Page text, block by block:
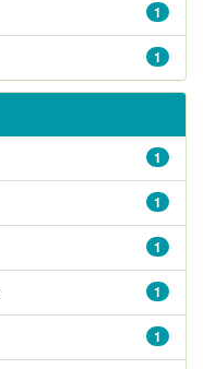
1
1
1
1
1
1
1